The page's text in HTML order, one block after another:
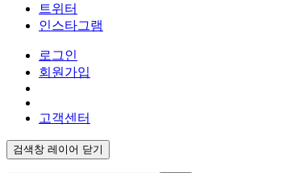
트위터
인스타그램
로그인
회원가입
고객센터
검색창 레이어 닫기